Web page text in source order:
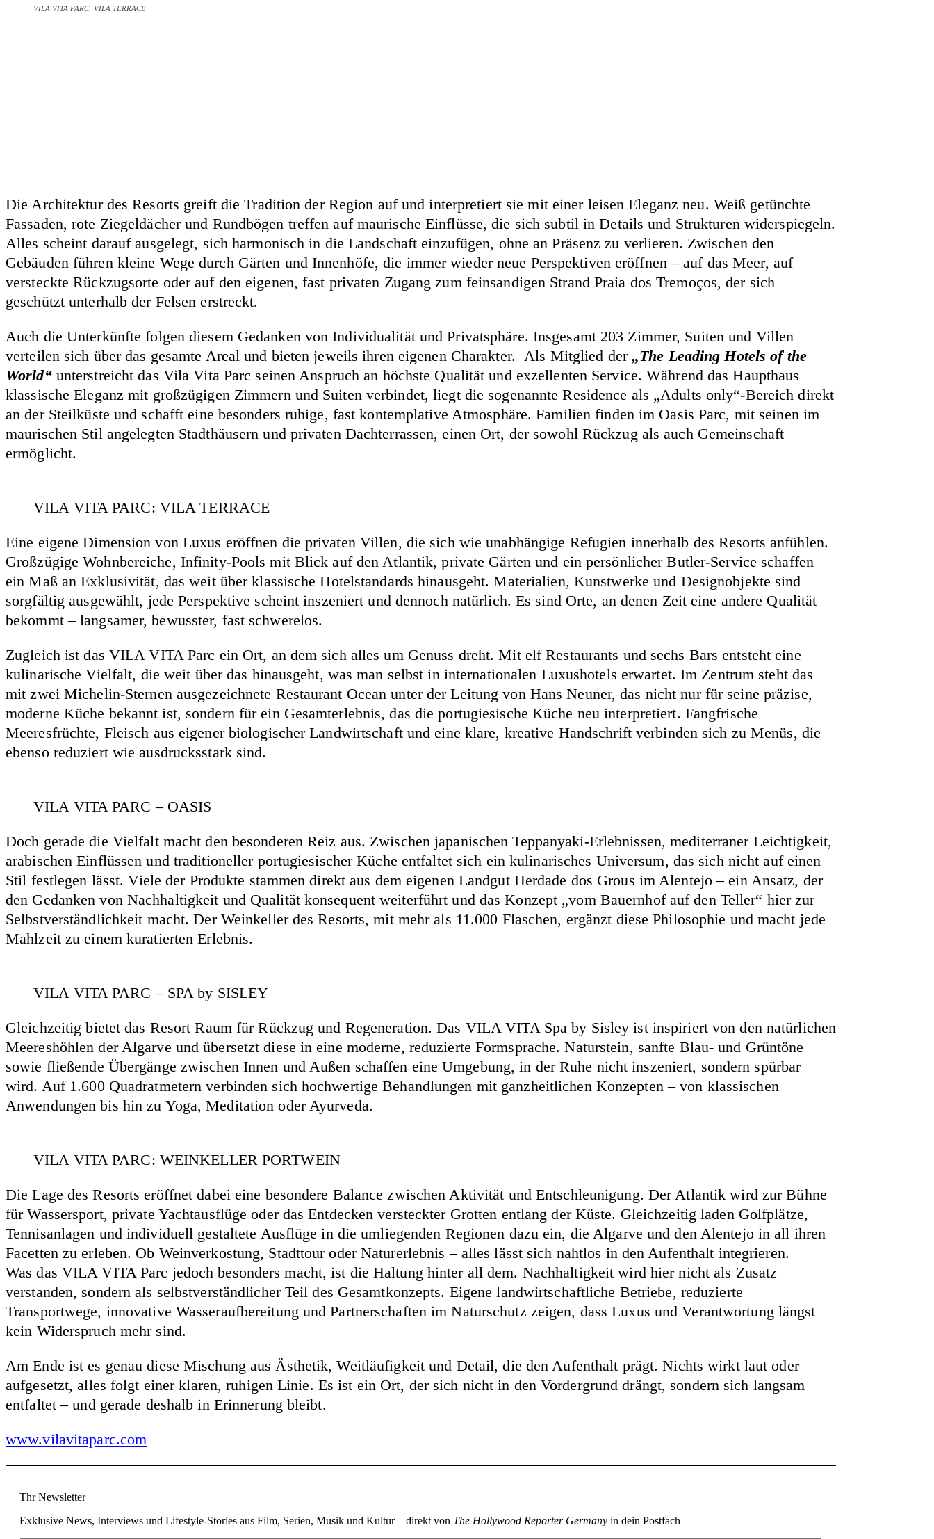
VILA VITA PARC: VILA TERRACE
Die Architektur des Resorts greift die Tradition der Region auf und interpretiert sie mit einer leisen Eleganz neu. Weiß getünchte
Fassaden, rote Ziegeldächer und Rundbögen treffen auf maurische Einflüsse, die sich subtil in Details und Strukturen widerspiegeln.
Alles scheint darauf ausgelegt, sich harmonisch in die Landschaft einzufügen, ohne an Präsenz zu verlieren. Zwischen den
Gebäuden führen kleine Wege durch Gärten und Innenhöfe, die immer wieder neue Perspektiven eröffnen – auf das Meer, auf
versteckte Rückzugsorte oder auf den eigenen, fast privaten Zugang zum feinsandigen Strand Praia dos Tremoços, der sich
geschützt unterhalb der Felsen erstreckt.
Auch die Unterkünfte folgen diesem Gedanken von Individualität und Privatsphäre. Insgesamt 203 Zimmer, Suiten und Villen
verteilen sich über das gesamte Areal und bieten jeweils ihren eigenen Charakter. Als Mitglied der „The Leading Hotels of the
World“ unterstreicht das Vila Vita Parc seinen Anspruch an höchste Qualität und exzellenten Service. Während das Haupthaus
klassische Eleganz mit großzügigen Zimmern und Suiten verbindet, liegt die sogenannte Residence als „Adults only“-Bereich direkt
an der Steilküste und schafft eine besonders ruhige, fast kontemplative Atmosphäre. Familien finden im Oasis Parc, mit seinen im
maurischen Stil angelegten Stadthäusern und privaten Dachterrassen, einen Ort, der sowohl Rückzug als auch Gemeinschaft
ermöglicht.
VILA VITA PARC: VILA TERRACE
Eine eigene Dimension von Luxus eröffnen die privaten Villen, die sich wie unabhängige Refugien innerhalb des Resorts anfühlen.
Großzügige Wohnbereiche, Infinity-Pools mit Blick auf den Atlantik, private Gärten und ein persönlicher Butler-Service schaffen
ein Maß an Exklusivität, das weit über klassische Hotelstandards hinausgeht. Materialien, Kunstwerke und Designobjekte sind
sorgfältig ausgewählt, jede Perspektive scheint inszeniert und dennoch natürlich. Es sind Orte, an denen Zeit eine andere Qualität
bekommt – langsamer, bewusster, fast schwerelos.
Zugleich ist das VILA VITA Parc ein Ort, an dem sich alles um Genuss dreht. Mit elf Restaurants und sechs Bars entsteht eine
kulinarische Vielfalt, die weit über das hinausgeht, was man selbst in internationalen Luxushotels erwartet. Im Zentrum steht das
mit zwei Michelin-Sternen ausgezeichnete Restaurant Ocean unter der Leitung von Hans Neuner, das nicht nur für seine präzise,
moderne Küche bekannt ist, sondern für ein Gesamterlebnis, das die portugiesische Küche neu interpretiert. Fangfrische
Meeresfrüchte, Fleisch aus eigener biologischer Landwirtschaft und eine klare, kreative Handschrift verbinden sich zu Menüs, die
ebenso reduziert wie ausdrucksstark sind.
VILA VITA PARC – OASIS
Doch gerade die Vielfalt macht den besonderen Reiz aus. Zwischen japanischen Teppanyaki-Erlebnissen, mediterraner Leichtigkeit,
arabischen Einflüssen und traditioneller portugiesischer Küche entfaltet sich ein kulinarisches Universum, das sich nicht auf einen
Stil festlegen lässt. Viele der Produkte stammen direkt aus dem eigenen Landgut Herdade dos Grous im Alentejo – ein Ansatz, der
den Gedanken von Nachhaltigkeit und Qualität konsequent weiterführt und das Konzept „vom Bauernhof auf den Teller“ hier zur
Selbstverständlichkeit macht. Der Weinkeller des Resorts, mit mehr als 11.000 Flaschen, ergänzt diese Philosophie und macht jede
Mahlzeit zu einem kuratierten Erlebnis.
VILA VITA PARC – SPA by SISLEY
Gleichzeitig bietet das Resort Raum für Rückzug und Regeneration. Das VILA VITA Spa by Sisley ist inspiriert von den natürlichen
Meereshöhlen der Algarve und übersetzt diese in eine moderne, reduzierte Formsprache. Naturstein, sanfte Blau- und Grüntöne
sowie fließende Übergänge zwischen Innen und Außen schaffen eine Umgebung, in der Ruhe nicht inszeniert, sondern spürbar
wird. Auf 1.600 Quadratmetern verbinden sich hochwertige Behandlungen mit ganzheitlichen Konzepten – von klassischen
Anwendungen bis hin zu Yoga, Meditation oder Ayurveda.
VILA VITA PARC: WEINKELLER PORTWEIN
Die Lage des Resorts eröffnet dabei eine besondere Balance zwischen Aktivität und Entschleunigung. Der Atlantik wird zur Bühne
für Wassersport, private Yachtausflüge oder das Entdecken versteckter Grotten entlang der Küste. Gleichzeitig laden Golfplätze,
Tennisanlagen und individuell gestaltete Ausflüge in die umliegenden Regionen dazu ein, die Algarve und den Alentejo in all ihren
Facetten zu erleben. Ob Weinverkostung, Stadttour oder Naturerlebnis – alles lässt sich nahtlos in den Aufenthalt integrieren.
Was das VILA VITA Parc jedoch besonders macht, ist die Haltung hinter all dem. Nachhaltigkeit wird hier nicht als Zusatz
verstanden, sondern als selbstverständlicher Teil des Gesamtkonzepts. Eigene landwirtschaftliche Betriebe, reduzierte
Transportwege, innovative Wasseraufbereitung und Partnerschaften im Naturschutz zeigen, dass Luxus und Verantwortung längst
kein Widerspruch mehr sind.
Am Ende ist es genau diese Mischung aus Ästhetik, Weitläufigkeit und Detail, die den Aufenthalt prägt. Nichts wirkt laut oder
aufgesetzt, alles folgt einer klaren, ruhigen Linie. Es ist ein Ort, der sich nicht in den Vordergrund drängt, sondern sich langsam
entfaltet – und gerade deshalb in Erinnerung bleibt.
www.vilavitaparc.com
Thr Newsletter
Exklusive News, Interviews und Lifestyle-Stories aus Film, Serien, Musik und Kultur – direkt von The Hollywood Reporter Germany in dein Postfach